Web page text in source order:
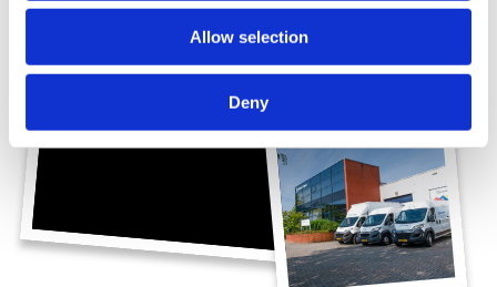
Allow selection
Deny